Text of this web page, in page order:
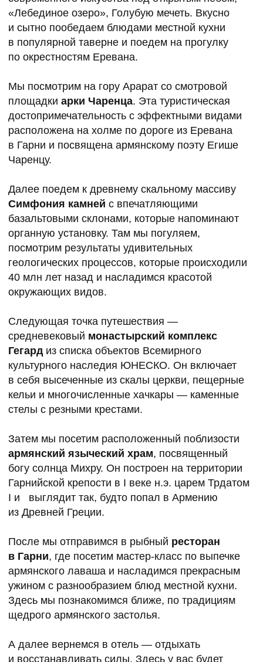
3 ДЕНЬ
Замок Микаэла Арамянца, монастырский
комплекс Ахпат, ресторан и этнографический
музей в пещере Мендз Эр, монастырь Санаин,
отель в селе
из отеля. Нас ждет пока еще не исследованный
север Армении.
Сначала мы посетим замок Микаэла Арамянца
возле села Ахтала Лорийской области,
построенный в 1905 году для известного
армянского предпринимателя и мецената
Микаэля Арамянца. В путешествии
точную копию которого решил возвести
в родных краях. Покинутый владельцами замок
разрушился и сейчас находится
на реконструкции, но это не помешает нам
размахом.
монастырский комплекс АхпатХ века
постройки — еще один объект Всемирного
наследия ЮНЕСКО. Он стоит на небольшом
плато, в окружении ущелий и горных вершин.
центром Лорийского царства и хранителем
усыпальницы царского рода лорийских
Багратидов.
Пообедаем мы в ресторане впещере Мендз
Эр , в одном из красивейших мест Армении.
Из пещеры открывается вид на каньон Дебед,
город Алаверди, окружающие горы и долины.
вы сможете посетить при желании.
4 ДЕНЬ
Ереван, рынок под открытым небом
«Вернисаж»
Чтобы напоследок поймать дух Армении, этот
день мы начнем с пробуждающей практики
в утра
Затем мы вернемся вЕреван, где при желании
пообедаем и продолжим знакомство с духом
Армении — посетим популярныйрынок под
открытым небом «Вернисаж» . Здесь
по доступным ценам можно купить изделия
ручной работы армянских мастеров, предметы
искусства, ювелирные изделия из серебра
и полудрагоценных камней, ковры, картины,
Около 1 часов мы освободимся и попрощаемся.